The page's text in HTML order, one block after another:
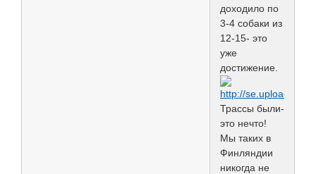
доходило по
3-4 собаки из
12-15- это
уже
достижение.
Трассы были-
это нечто!
Мы таких в
Финляндии
никогда не